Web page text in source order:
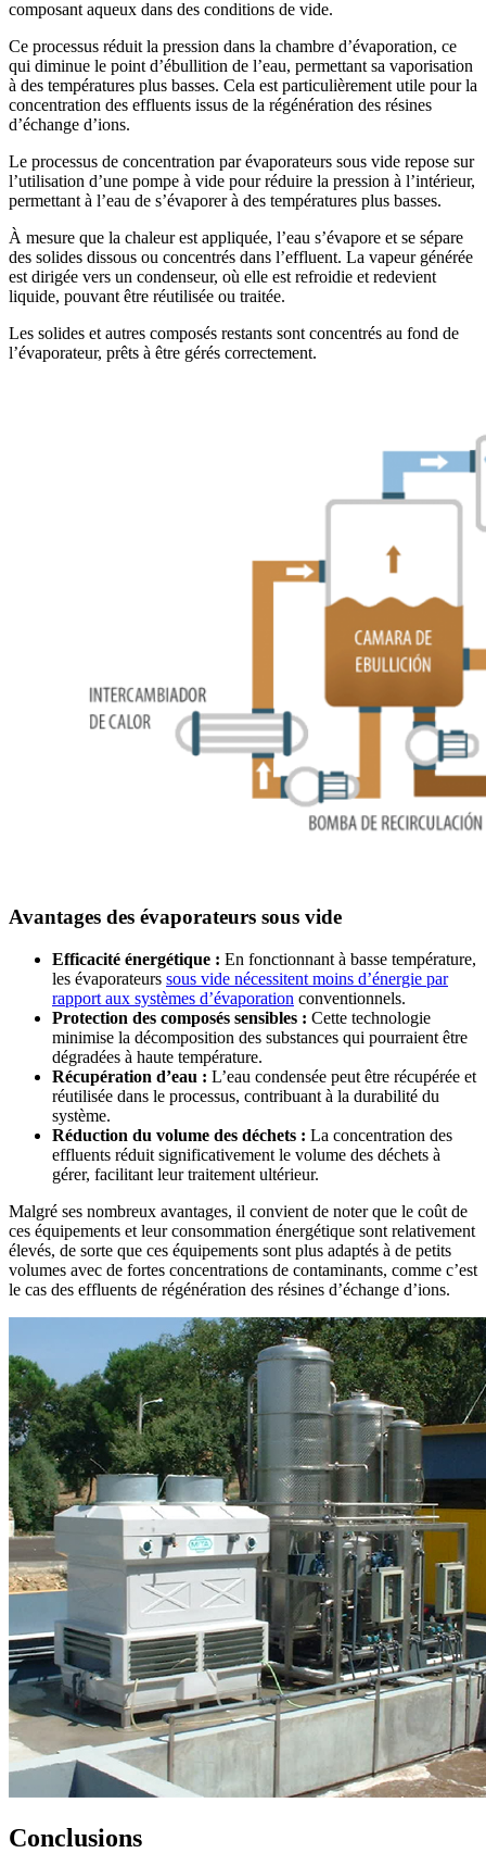
composant aqueux dans des conditions de vide.
Ce processus réduit la pression dans la chambre d’évaporation, ce
qui diminue le point d’ébullition de l’eau, permettant sa vaporisation
à des températures plus basses. Cela est particulièrement utile pour la
concentration des effluents issus de la régénération des résines
d’échange d’ions.
Le processus de concentration par évaporateurs sous vide repose sur
l’utilisation d’une pompe à vide pour réduire la pression à l’intérieur,
permettant à l’eau de s’évaporer à des températures plus basses.
À mesure que la chaleur est appliquée, l’eau s’évapore et se sépare
des solides dissous ou concentrés dans l’effluent. La vapeur générée
est dirigée vers un condenseur, où elle est refroidie et redevient
liquide, pouvant être réutilisée ou traitée.
Les solides et autres composés restants sont concentrés au fond de
l’évaporateur, prêts à être gérés correctement.
Avantages des évaporateurs sous vide
Efficacité énergétique : En fonctionnant à basse température,
les évaporateurs sous vide nécessitent moins d’énergie par
rapport aux systèmes d’évaporation conventionnels.
Protection des composés sensibles : Cette technologie
minimise la décomposition des substances qui pourraient être
dégradées à haute température.
Récupération d’eau : L’eau condensée peut être récupérée et
réutilisée dans le processus, contribuant à la durabilité du
système.
Réduction du volume des déchets : La concentration des
effluents réduit significativement le volume des déchets à
gérer, facilitant leur traitement ultérieur.
Malgré ses nombreux avantages, il convient de noter que le coût de
ces équipements et leur consommation énergétique sont relativement
élevés, de sorte que ces équipements sont plus adaptés à de petits
volumes avec de fortes concentrations de contaminants, comme c’est
le cas des effluents de régénération des résines d’échange d’ions.
Conclusions